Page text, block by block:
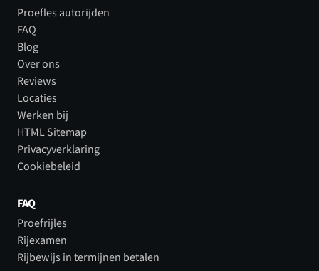
Proefles autorijden
FAQ
Blog
Over ons
Reviews
Locaties
Werken bij
HTML Sitemap
Privacyverklaring
Cookiebeleid
FAQ
Proefrijles
Rijexamen
Rijbewijs in termijnen betalen